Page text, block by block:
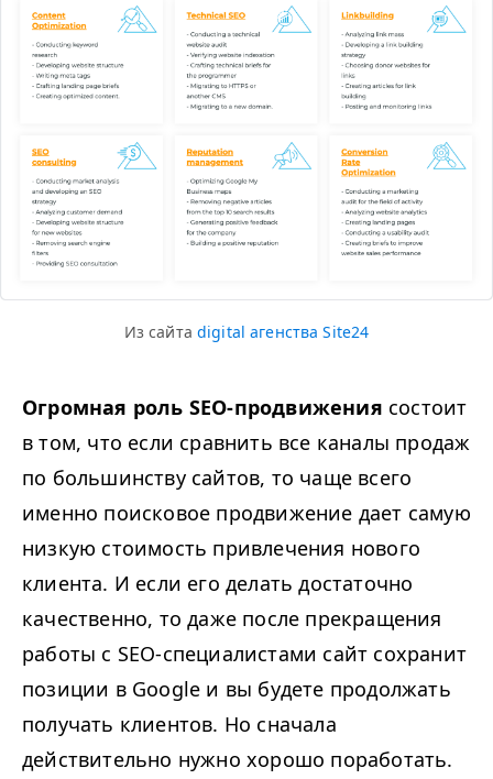
Из сайтаdigital агенства Site24
Огромная роль SEO-продвижения состоит
в том, что если сравнить все каналы продаж
по большинству сайтов, то чаще всего
именно поисковое продвижение дает самую
низкую стоимость привлечения нового
клиента. И если его делать достаточно
качественно, то даже после прекращения
работы с SEO-специалистами сайт сохранит
позиции в Google и вы будете продолжать
получать клиентов. Но сначала
действительно нужно хорошо поработать.